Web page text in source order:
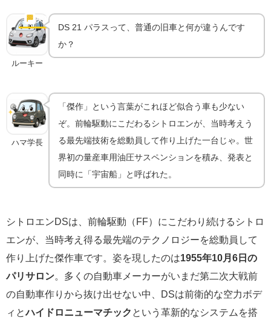
🏁 実車の魅力
ルーキー
DS 21 パラスって、普通の旧車と何が違うんです
か？
ハマ学長
「傑作」という言葉がこれほど似合う車も少ない
ぞ。前輪駆動にこだわるシトロエンが、当時考えう
る最先端技術を総動員して作り上げた一台じゃ。世
界初の量産車用油圧サスペンションを積み、発表と
同時に「宇宙船」と呼ばれた。
シトロエンDSは、前輪駆動（FF）にこだわり続けるシトロ
エンが、当時考え得る最先端のテクノロジーを総動員して
作り上げた傑作車です。姿を現したのは1955年10月6日の
パリサロン 。多くの自動車メーカーがいまだ第二次大戦前
の自動車作りから抜け出せない中、DSは前衛的な空力ボデ
ィと ハイドロニューマチック という革新的なシステムを搭